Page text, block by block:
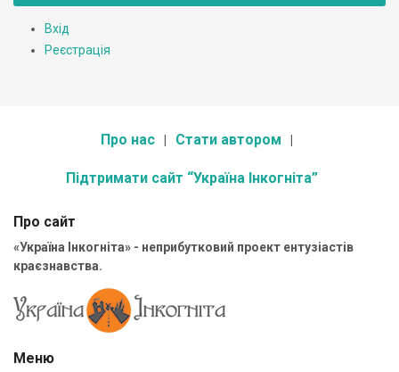
Вхід
Реєстрація
Про нас Стати автором
Підтримати сайт “Україна Інкогніта”
Про сайт
«Україна Інкогніта» - неприбутковий проект ентузіастів
краєзнавства.
Меню